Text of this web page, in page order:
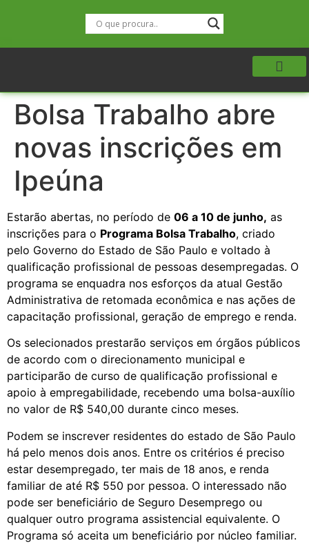
Bolsa Trabalho abre
novas inscrições em
Ipeúna
Estarão abertas, no período de 06 a 10 de junho, as
inscrições para o Programa Bolsa Trabalho, criado
pelo Governo do Estado de São Paulo e voltado à
qualificação profissional de pessoas desempregadas. O
programa se enquadra nos esforços da atual Gestão
Administrativa de retomada econômica e nas ações de
capacitação profissional, geração de emprego e renda.
Os selecionados prestarão serviços em órgãos públicos
de acordo com o direcionamento municipal e
participarão de curso de qualificação profissional e
apoio à empregabilidade, recebendo uma bolsa-auxílio
no valor de R$ 540,00 durante cinco meses.
Podem se inscrever residentes do estado de São Paulo
há pelo menos dois anos. Entre os critérios é preciso
estar desempregado, ter mais de 18 anos, e renda
familiar de até R$ 550 por pessoa. O interessado não
pode ser beneficiário de Seguro Desemprego ou
qualquer outro programa assistencial equivalente. O
Programa só aceita um beneficiário por núcleo familiar.